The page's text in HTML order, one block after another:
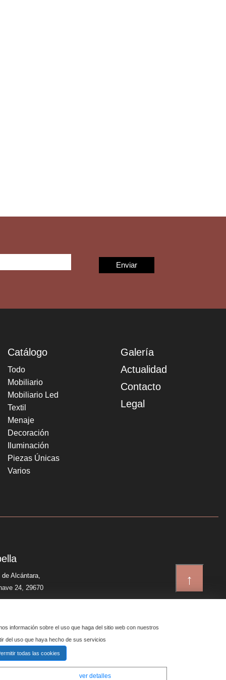
↑
Catálogo
Todo
Mobiliario
Mobiliario Led
Textil
Menaje
Decoración
Iluminación
Piezas Únicas
Varios
Galería
Actualidad
Contacto
Legal
Alcántara,
24, 29670
información sobre el uso que haga del sitio web con nuestros
del uso que haya hecho de sus servicios
todas las cookies
ver detalles